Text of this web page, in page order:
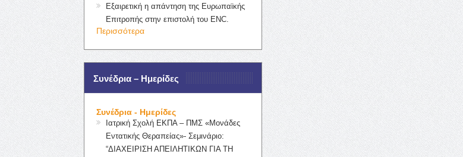
Εξαιρετική η απάντηση της Ευρωπαϊκής
Επιτροπής στην επιστολή του ENC.
Περισσότερα
Συνέδρια – Ημερίδες
Συνέδρια - Ημερίδες
Ιατρική Σχολή ΕΚΠΑ – ΠΜΣ «Μονάδες
Εντατικής Θεραπείας»- Σεμινάριο:
“ΔΙΑΧΕΙΡΙΣΗ ΑΠΕΙΛΗΤΙΚΩΝ ΓΙΑ ΤΗ